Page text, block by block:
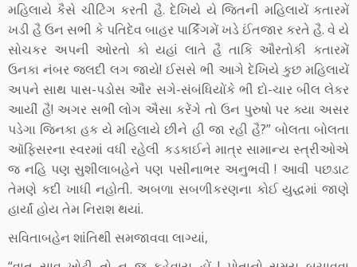
મહિલાયે કૈસે ચીટિંગ કરતી હૈ. દેખિયે યે જિતની મહિલાયેં કતારમેં
ખડી હૈ ઉન સભી કે પતિદેવ બાહર પાર્કિંગમેં ખડે ઈંતજાર કરતે હૈ. વે યે
સોચકર અપની ઓરતો કો યહાં લાતે હૈ તાકિ ઔરતોકી કતારમેં
ઉનકા નંબર જલદી લગ જાયે! ઈસસે ભી આગે દેખિયે કુછ મહિલાયેં
અપને સાથ પાસ-પડોસ ઔર સગે-સંબંધિયોંકે ભી દો-ચાર બીલ લેકર
આયીં હૈ! અગર સભી લોગ ઐસા કરેંગે તો ઉન પુરુષો પર ક્યા અસર
પડેગા જિનકા હક યે મહિલાયે છીને હી જા રહી હૈ?” બોલતા બોલતા
ઑફિસરના સ્વરમાં વધી રહેલી કડકાઈને માત્ર સામાન્ય સ્ત્રીઓએ
જ નહિ પણ સુશીલાબહેને પણ પસીનાભર અનુભવી ! આવી પછડાટ
તેમણે કદી ખાધી નહોતી. અબળા સબળીકરણના કોઈ યુદ્ધમાં જાણે
હાર્યાં હોય તેમ નિરાશ થયાં.
સવિતાબહેન શાંતિથી સમજાવવા લાગ્યાં,